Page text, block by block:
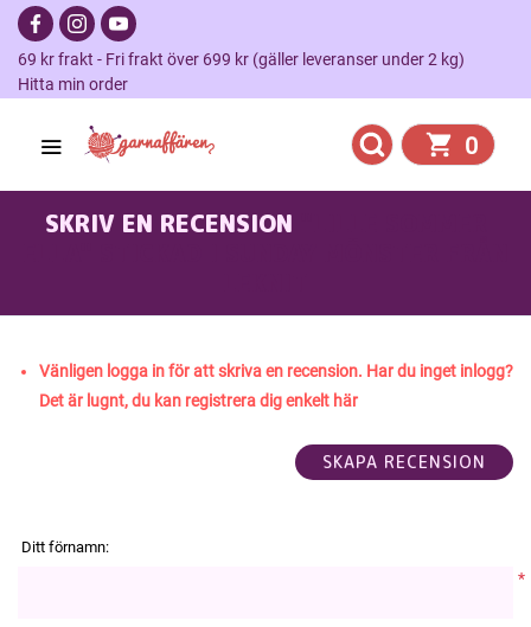
69 kr frakt - Fri frakt över 699 kr (gäller leveranser under 2 kg)
Hitta min order
0
SKRIV EN RECENSION
Vänligen logga in för att skriva en recension. Har du inget inlogg?
Det är lugnt, du kan registrera dig enkelt här
Ditt förnamn:
*